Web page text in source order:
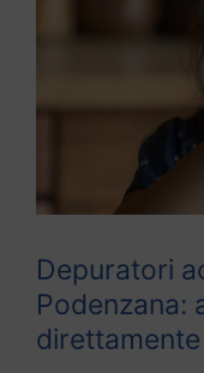
Depuratori
Podenzana: